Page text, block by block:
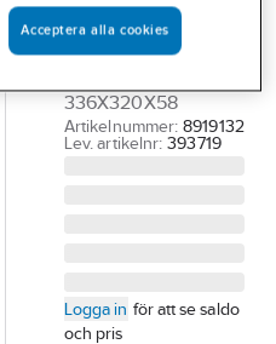
INR PLUS DIVIDER
TERRA, ÖVRE
336X320X58
Artikelnummer: 8919132
Lev. artikelnr: 393719
Logga in för att se saldo
och pris
Acceptera alla cookies